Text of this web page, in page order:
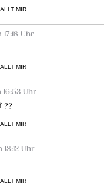
MIR
Uhr
MIR
Uhr
??
MIR
Uhr
MIR